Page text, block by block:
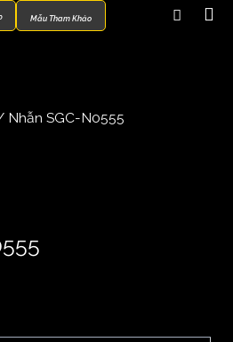
Mẫu Tham Khảo
SGC-N0555